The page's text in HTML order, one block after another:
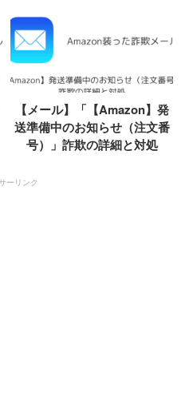
【メール】「【Amazon】発
送準備中のお知らせ（注文番
号）」詐欺の詳細と対処
ーリンク